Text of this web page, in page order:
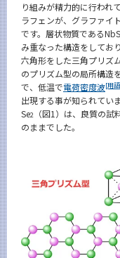
り組みが精力的に行われ
ラフェンが、グラファイ
です。層状物質である
み重なった構造をしてお
六角形をした三角プリズ
のプリズム型の局所構造
で、低温で電荷密度波[用
出現する事が知られてい
Se2 （図1）は、良質の
のままでした。